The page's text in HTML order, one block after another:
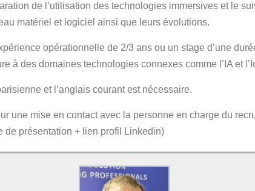
de l’utilisation des technologies immersives et le
matériel et logiciel ainsi que leurs évolutions.
opérationnelle de 2/3 ans ou un stage d’une
à des domaines technologies connexes comme l’IA et
et l’anglais courant est nécessaire.
une mise en contact avec la personne en charge du
de présentation + lien profil Linkedin)